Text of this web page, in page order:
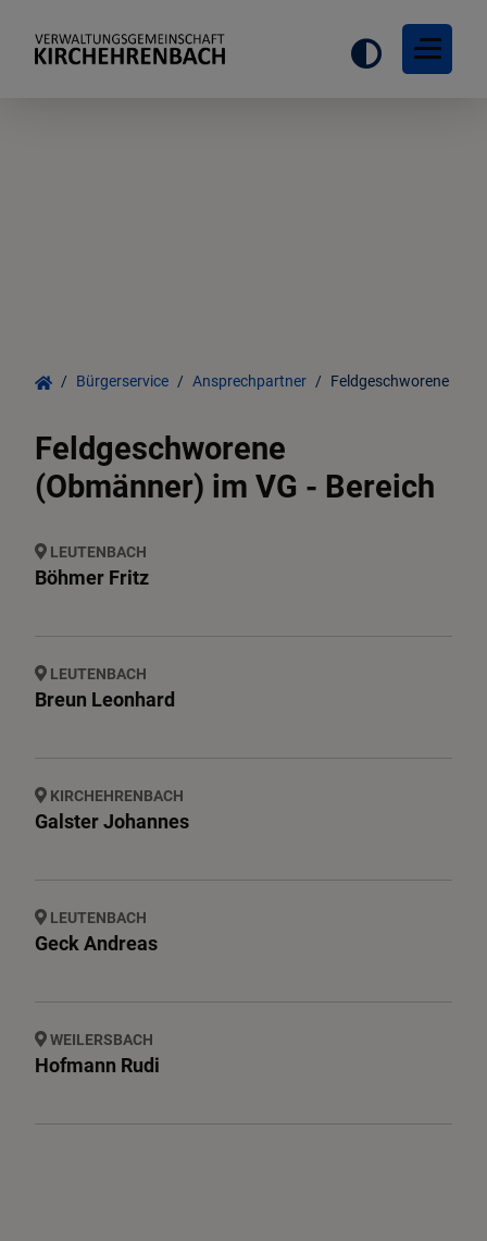
Behörden und Institutionen
Interessante Links
Bürgerserviceportal
Bürgerservice Ansprechpartner Feldgeschworene
Feldgeschworene
(Obmänner) im VG - Bereich
LEUTENBACH
Böhmer Fritz
LEUTENBACH
Breun Leonhard
KIRCHEHRENBACH
Galster Johannes
LEUTENBACH
Geck Andreas
WEILERSBACH
Hofmann Rudi